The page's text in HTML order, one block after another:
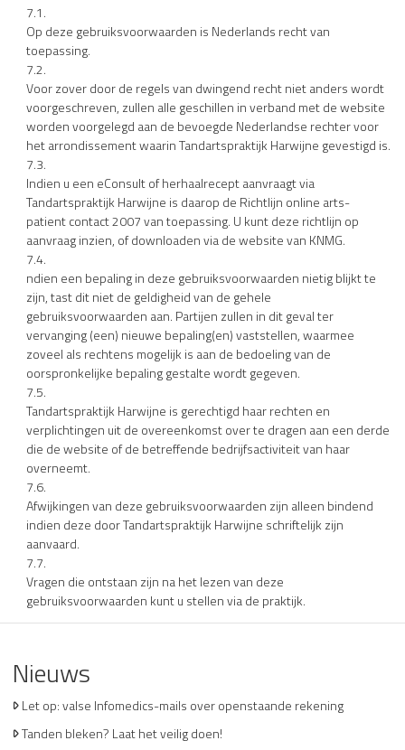
7.1.
Op deze gebruiksvoorwaarden is Nederlands recht van
toepassing.
7.2.
Voor zover door de regels van dwingend recht niet anders wordt
voorgeschreven, zullen alle geschillen in verband met de website
worden voorgelegd aan de bevoegde Nederlandse rechter voor
het arrondissement waarin Tandartspraktijk Harwijne gevestigd is.
7.3.
Indien u een eConsult of herhaalrecept aanvraagt via
Tandartspraktijk Harwijne is daarop de Richtlijn online arts-
patient contact 2007 van toepassing. U kunt deze richtlijn op
aanvraag inzien, of downloaden via de website van KNMG.
7.4.
ndien een bepaling in deze gebruiksvoorwaarden nietig blijkt te
zijn, tast dit niet de geldigheid van de gehele
gebruiksvoorwaarden aan. Partijen zullen in dit geval ter
vervanging (een) nieuwe bepaling(en) vaststellen, waarmee
zoveel als rechtens mogelijk is aan de bedoeling van de
oorspronkelijke bepaling gestalte wordt gegeven.
7.5.
Tandartspraktijk Harwijne is gerechtigd haar rechten en
verplichtingen uit de overeenkomst over te dragen aan een derde
die de website of de betreffende bedrijfsactiviteit van haar
overneemt.
7.6.
Afwijkingen van deze gebruiksvoorwaarden zijn alleen bindend
indien deze door Tandartspraktijk Harwijne schriftelijk zijn
aanvaard.
7.7.
Vragen die ontstaan zijn na het lezen van deze
gebruiksvoorwaarden kunt u stellen via de praktijk.
Nieuws
Let op: valse Infomedics-mails over openstaande rekening
Tanden bleken? Laat het veilig doen!